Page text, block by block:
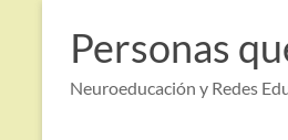
contenido
Personas
Neuroeducación y Redes